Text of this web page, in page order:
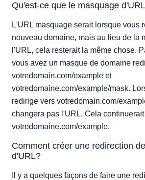
Qu'est-ce que le masquage
L'URL masquage serait lorsque vous
nouveau domaine, mais au lieu de la
l'URL, cela resterait la même chose.
vous avez un masque de domaine
votredomain.com/example et
votredomaine.com/example/mask.
redirige vers votredomain.com/
changera pas l'URL. Cela
votredomaine.com/example.
Comment créer une redirection
d'URL?
Il y a quelques façons de faire une